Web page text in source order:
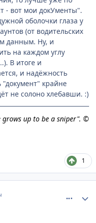
- вот мои докУменты".
оболочки глаза у
(от водительских
данным. Ну, и
на каждом углу
В итоге и
и надёжность
"документ" крайне
не солоно хлебавши. :)
grows up to be a sniper". ©
1